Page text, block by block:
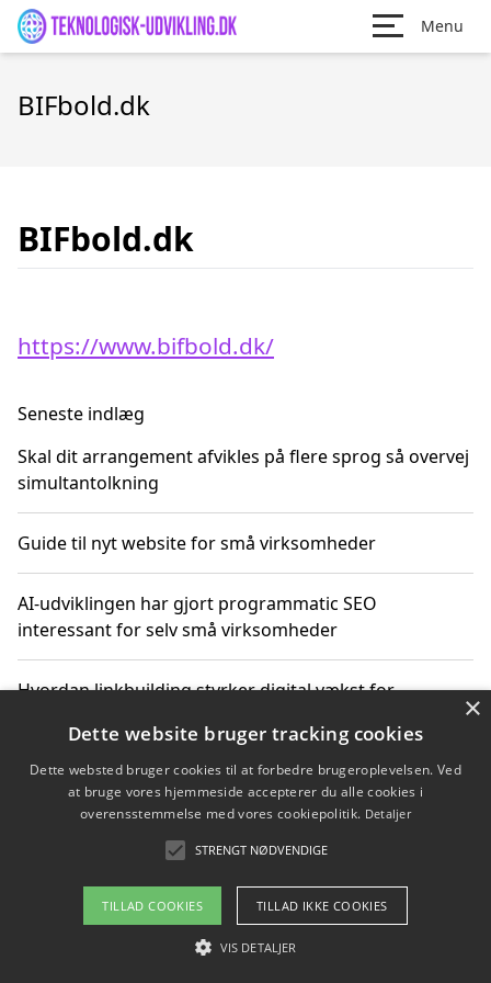
Menu
BIFbold.dk
BIFbold.dk
https://www.bifbold.dk/
Seneste indlæg
Skal dit arrangement afvikles på flere sprog så overvej
simultantolkning
Guide til nyt website for små virksomheder
AI-udviklingen har gjort programmatic SEO
interessant for selv små virksomheder
Hvordan linkbuilding styrker digital vækst for
Sådan har udviklingen inden for genbrug af elektronik
ændret sig
Copyright 2026 - Pilanto Aps
Om / kontakt
×
Dette website bruger tracking cookies
Dette websted bruger cookies til at forbedre brugeroplevelsen. Ved
at bruge vores hjemmeside accepterer du alle cookies i
overensstemmelse med vores cookiepolitik. Detaljer
STRENGT NØDVENDIGE
TILLAD COOKIES TILLAD IKKE COOKIES
VIS DETALJER